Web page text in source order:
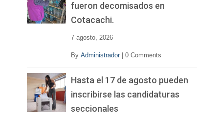
fueron decomisados en
Cotacachi.
7 agosto, 2026
By Administrador 0 Comments
Hasta el 17 de agosto pueden
inscribirse las candidaturas
seccionales